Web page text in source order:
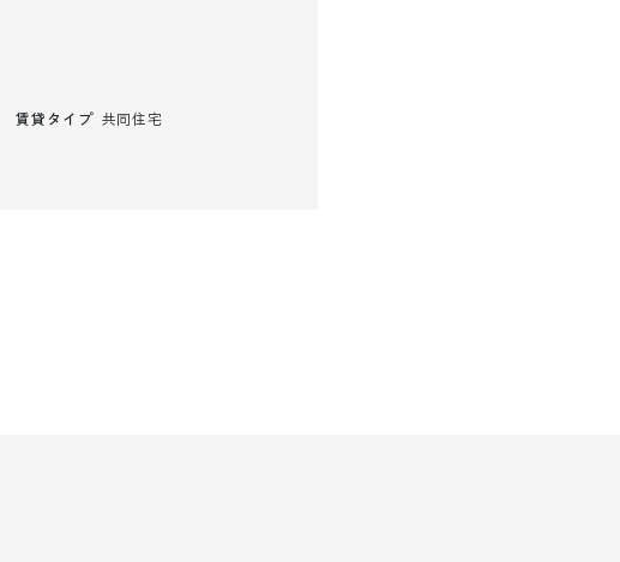
賃貸タイプ 共同住宅